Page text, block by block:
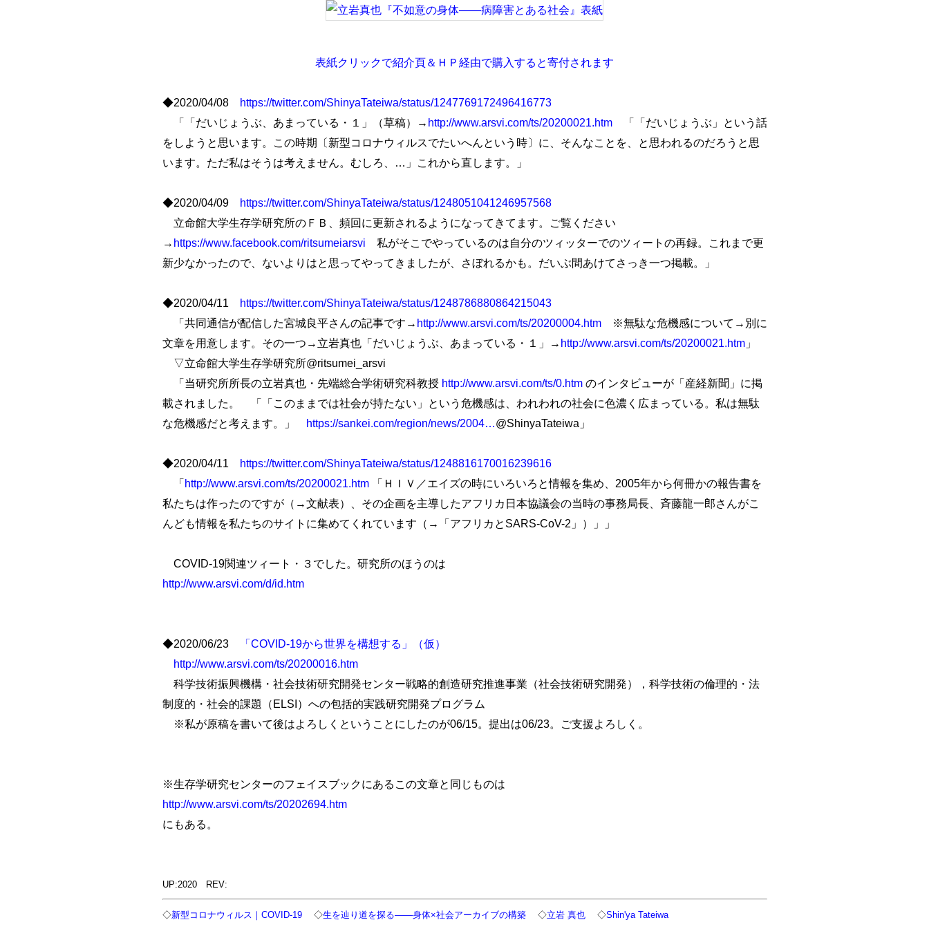
表紙クリックで紹介頁＆ＨＰ経由で購入すると寄付されます
◆2020/04/08 https://twitter.com/ShinyaTateiwa/status/1247769172496416773
「「だいじょうぶ、あまっている・１」（草稿）→ http://www.arsvi.com/ts/20200021.htm「「だいじょうぶ」という話
をしようと思います。この時期〔新型コロナウィルスでたいへんという時〕に、そんなことを、と思われるのだろうと思
います。ただ私はそうは考えません。むしろ、…」これから直します。」
◆2020/04/09 https://twitter.com/ShinyaTateiwa/status/1248051041246957568
立命館大学生存学研究所のＦＢ、頻回に更新されるようになってきてます。ご覧ください
→ https://www.facebook.com/ritsumeiarsvi 私がそこでやっているのは自分のツィッターでのツィートの再録。これまで更
新少なかったので、ないよりはと思ってやってきましたが、さぼれるかも。だいぶ間あけてさっき一つ掲載。」
◆2020/04/11 https://twitter.com/ShinyaTateiwa/status/1248786880864215043
「共同通信が配信した宮城良平さんの記事です→ http://www.arsvi.com/ts/20200004.htm※無駄な危機感について→別に
文章を用意します。その一つ→立岩真也「だいじょうぶ、あまっている・１」→ http://www.arsvi.com/ts/20200021.htm」
▽立命館大学生存学研究所@ritsumei_arsvi
「当研究所所長の立岩真也・先端総合学術研究科教授 http://www.arsvi.com/ts/0.htmのインタビューが「産経新聞」に掲
載されました。 「「このままでは社会が持たない」という危機感は、われわれの社会に色濃く広まっている。私は無駄
な危機感だと考えます。」 https://sankei.com/region/news/2004…@ShinyaTateiwa」
◆2020/04/11 https://twitter.com/ShinyaTateiwa/status/1248816170016239616
「http://www.arsvi.com/ts/20200021.htm「ＨＩＶ／エイズの時にいろいろと情報を集め、2005年から何冊かの報告書を
私たちは作ったのですが（→文献表）、その企画を主導したアフリカ日本協議会の当時の事務局長、斉藤龍一郎さんがこ
んども情報を私たちのサイトに集めてくれています（→「アフリカとSARS-CoV-2」）」」
COVID-19関連ツィート・３でした。研究所のほうのは
http://www.arsvi.com/d/id.htm
◆2020/06/23
「COVID-19から世界を構想する」（仮）
http://www.arsvi.com/ts/20200016.htm
科学技術振興機構・社会技術研究開発センター戦略的創造研究推進事業（社会技術研究開発），科学技術の倫理的・法
制度的・社会的課題（ELSI）への包括的実践研究開発プログラム
※私が原稿を書いて後はよろしくということにしたのが06/15。提出は06/23。ご支援よろしく。
※生存学研究センターのフェイスブックにあるこの文章と同じものは
http://www.arsvi.com/ts/20202694.htm
にもある。
UP:2020 REV:
◇新型コロナウィルス｜COVID-19◇生を辿り道を探る――身体×社会アーカイブの構築◇立岩 真也◇Shin'ya Tateiwa